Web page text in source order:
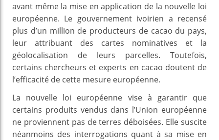
avant même la mise en application de la nouvelle loi
européenne. Le gouvernement ivoirien a recensé
plus d’un million de producteurs de cacao du pays,
leur attribuant des cartes nominatives et la
géolocalisation de leurs parcelles. Toutefois,
certains chercheurs et experts en cacao doutent de
l’efficacité de cette mesure européenne.
La nouvelle loi européenne vise à garantir que
certains produits vendus dans l’Union européenne
ne proviennent pas de terres déboisées. Elle suscite
néanmoins des interrogations quant à sa mise en